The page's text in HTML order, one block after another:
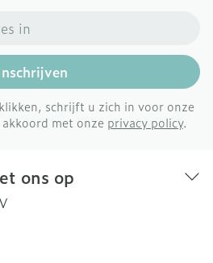
schrijft u zich in voor onze
met onze privacy policy.
ons op